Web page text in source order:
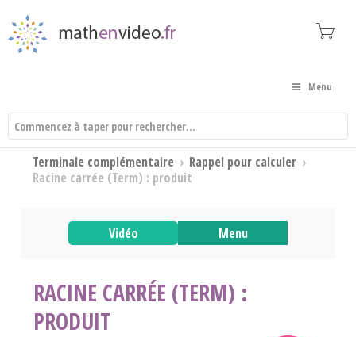
Menu
Terminale complémentaire › Rappel pour calculer ›
Racine carrée (Term) : produit
Vidéo Menu
RACINE CARRÉE (TERM) :
PRODUIT